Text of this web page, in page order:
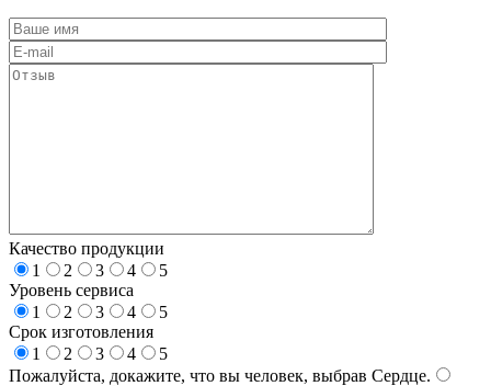
Качество продукции
1
2 3 4
5
Уровень сервиса
1
2 3 4
5
Срок изготовления
1
2 3 4
5
Пожалуйста, докажите, что вы человек, выбрав Сердце.